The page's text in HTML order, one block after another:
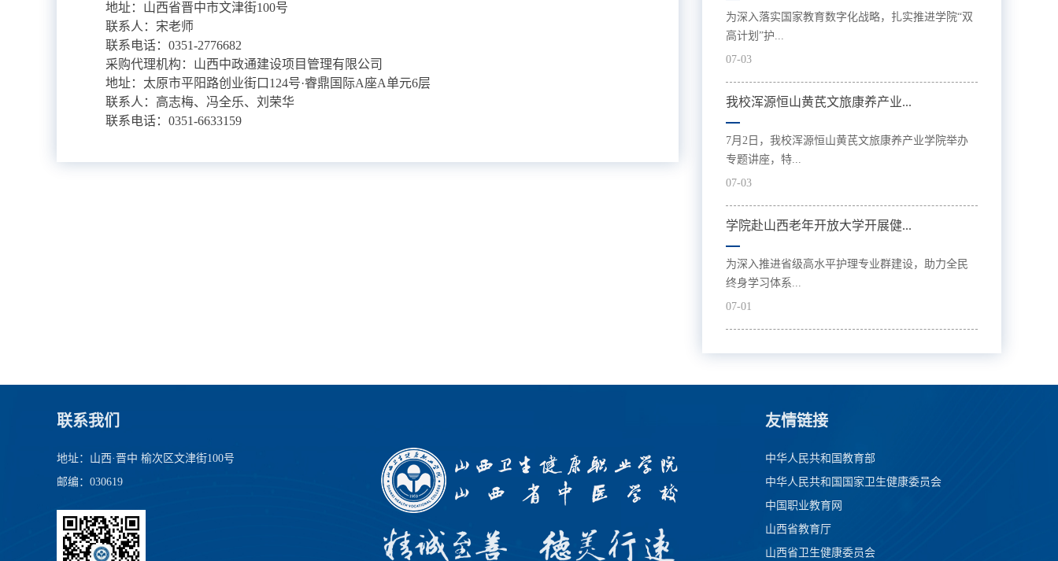
地址：山西省晋中市文津街100号
联系人：宋老师
联系电话：0351-2776682
采购代理机构：山西中政通建设项目管理有限公司
地址：太原市平阳路创业街口124号·睿鼎国际A座A单元6层
联系人：高志梅、冯全乐、刘荣华
联系电话：0351-6633159
为深入落实国家教育数字化战略，扎实推进学院“双
高计划”护...
07-03
我校浑源恒山黄芪文旅康养产业...
7月2日，我校浑源恒山黄芪文旅康养产业学院举办
专题讲座，特...
07-03
学院赴山西老年开放大学开展健...
为深入推进省级高水平护理专业群建设，助力全民
终身学习体系...
07-01
联系我们
地址：山西·晋中 榆次区文津街100号
邮编：030619
友情链接
中华人民共和国教育部
中华人民共和国国家卫生健康委员会
中国职业教育网
山西省教育厅
山西省卫生健康委员会